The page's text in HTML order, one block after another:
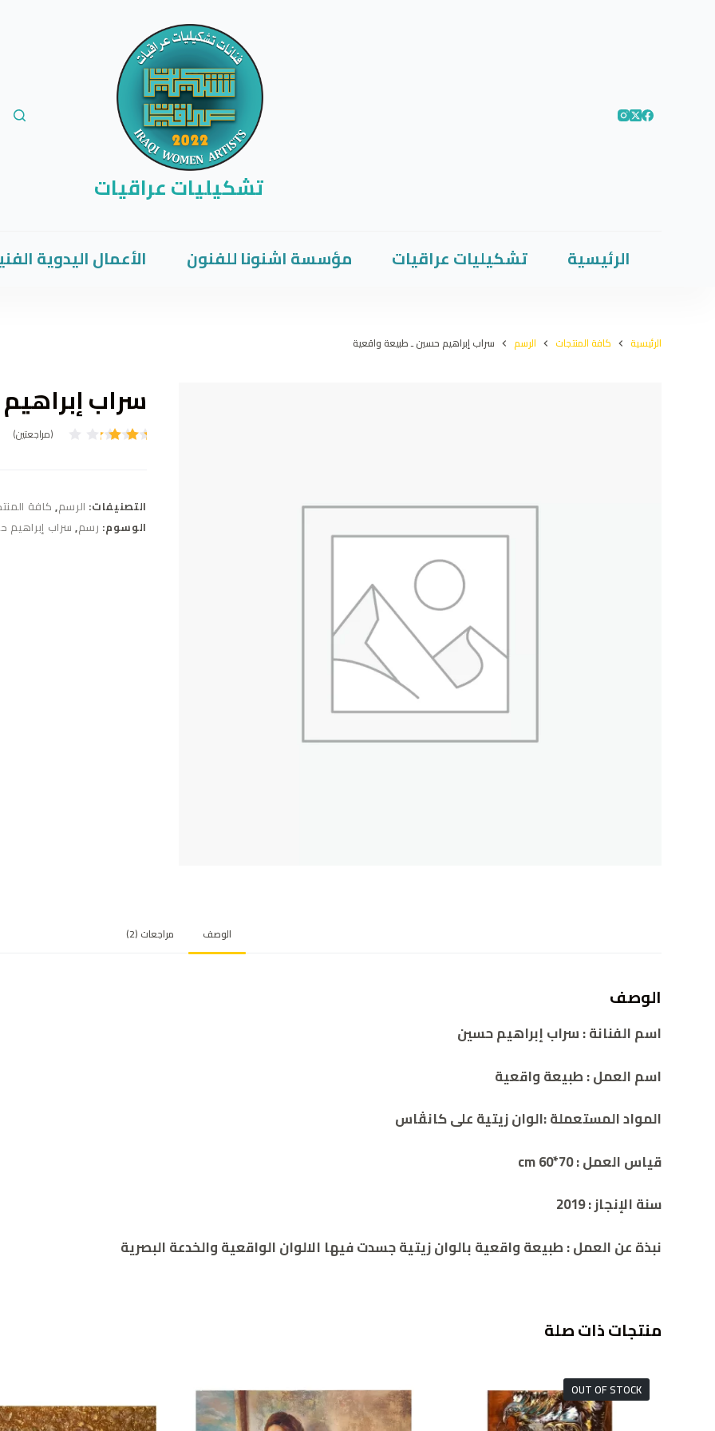
تشكيليات عراقيات
الرئيسية تشكيليات عراقيات مؤسسة اشنونا للفنون الأعمال اليدوية
الرئيسية كافة المنتجات الرسم سراب إبراهيم حسين ـ طبيعة واقعية
سراب
بناءً
تقييم
(مراجعتين)
التصنيفات: الرسم, كافة
الوسوم: رسم, سراب إبراهيم
الوصف مراجعات (2)
الوصف
اسم الفنانة : سراب إبراهيم حسين
اسم العمل : طبيعة واقعية
المواد المستعملة :الوان زيتية على كانڤاس
قياس العمل : cm 60*70
سنة الإنجاز : 2019
نبذة عن العمل : طبيعة واقعية بالوان زيتية جسدت فيها الالوان الواقعية والخدعة البصرية
منتجات ذات صلة
OUT OF STOCK